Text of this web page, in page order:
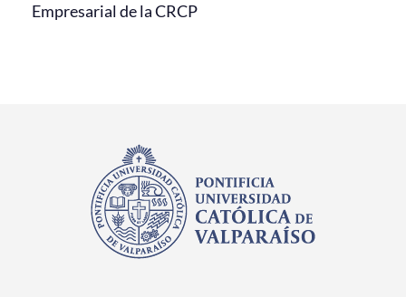
Empresarial de la CRCP